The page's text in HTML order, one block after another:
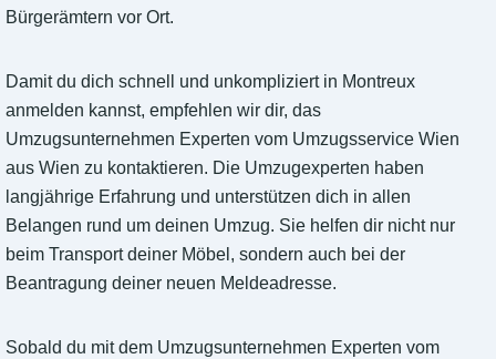
Bürgerämtern vor Ort.
Damit du dich schnell und unkompliziert in Montreux
anmelden kannst, empfehlen wir dir, das
Umzugsunternehmen Experten vom Umzugsservice Wien
aus Wien zu kontaktieren. Die Umzugexperten haben
langjährige Erfahrung und unterstützen dich in allen
Belangen rund um deinen Umzug. Sie helfen dir nicht nur
beim Transport deiner Möbel, sondern auch bei der
Beantragung deiner neuen Meldeadresse.
Sobald du mit dem Umzugsunternehmen Experten vom